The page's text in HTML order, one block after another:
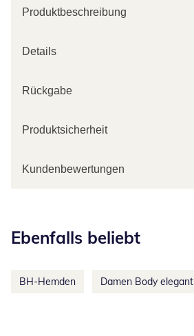
Produktbeschreibung
Details
Rückgabe
Produktsicherheit
Kundenbewertungen
Ebenfalls beliebt
BH-Hemden Damen Body elegant